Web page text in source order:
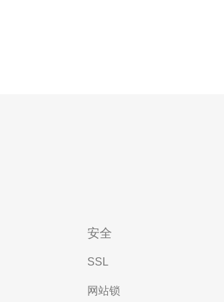
安全
SSL
网站锁